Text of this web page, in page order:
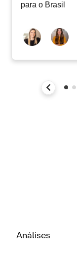
para o Brasil
Análises